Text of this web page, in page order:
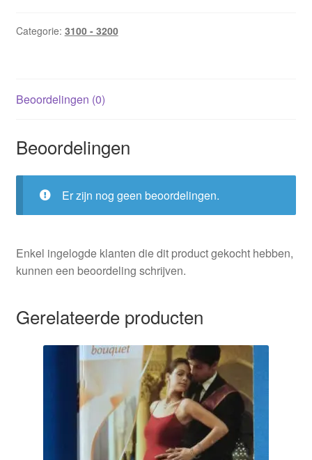
Categorie: 3100 - 3200
Beoordelingen (0)
Beoordelingen
Er zijn nog geen beoordelingen.
Enkel ingelogde klanten die dit product gekocht hebben,
kunnen een beoordeling schrijven.
Gerelateerde producten